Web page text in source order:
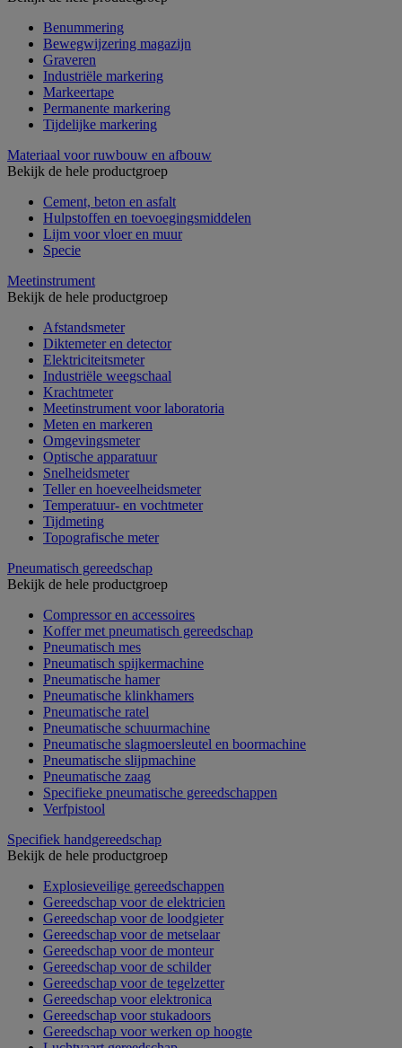
Benummering
Bewegwijzering magazijn
Graveren
Industriële markering
Markeertape
Permanente markering
Tijdelijke markering
Materiaal voor ruwbouw en afbouw
Bekijk de hele productgroep
Cement, beton en asfalt
Hulpstoffen en toevoegingsmiddelen
Lijm voor vloer en muur
Specie
Meetinstrument
Bekijk de hele productgroep
Afstandsmeter
Diktemeter en detector
Elektriciteitsmeter
Industriële weegschaal
Krachtmeter
Meetinstrument voor laboratoria
Meten en markeren
Omgevingsmeter
Optische apparatuur
Snelheidsmeter
Teller en hoeveelheidsmeter
Temperatuur- en vochtmeter
Tijdmeting
Topografische meter
Pneumatisch gereedschap
Bekijk de hele productgroep
Compressor en accessoires
Koffer met pneumatisch gereedschap
Pneumatisch mes
Pneumatisch spijkermachine
Pneumatische hamer
Pneumatische klinkhamers
Pneumatische ratel
Pneumatische schuurmachine
Pneumatische slagmoersleutel en boormachine
Pneumatische slijpmachine
Pneumatische zaag
Specifieke pneumatische gereedschappen
Verfpistool
Specifiek handgereedschap
Bekijk de hele productgroep
Explosieveilige gereedschappen
Gereedschap voor de elektricien
Gereedschap voor de loodgieter
Gereedschap voor de metselaar
Gereedschap voor de monteur
Gereedschap voor de schilder
Gereedschap voor de tegelzetter
Gereedschap voor elektronica
Gereedschap voor stukadoors
Gereedschap voor werken op hoogte